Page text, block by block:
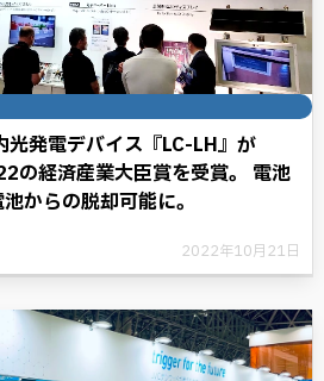
光発電デバイス『LC-LH』が
の経済産業大臣賞を受賞。 電池
からの脱却可能に。
2022年10月21日